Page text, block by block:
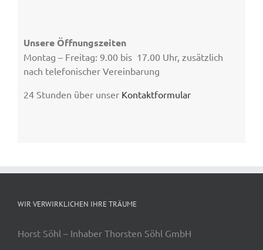
Unsere Öffnungszeiten
Montag – Freitag: 9.00 bis 17.00 Uhr, zusätzlich
nach telefonischer Vereinbarung
24 Stunden über unser Kontaktformular
WIR VERWIRKLICHEN IHRE TRÄUME
Horst Söhl – Inhaber Thorsten Söhl GmbH